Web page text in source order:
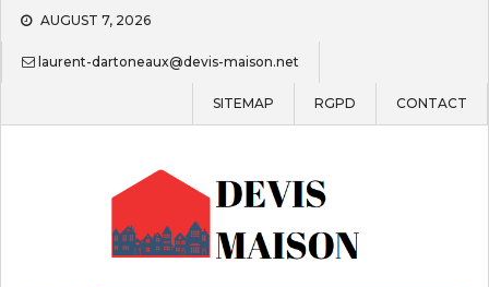
Skip
content
AUGUST 7, 2026
laurent-dartoneaux@devis-maison.net
SITEMAP RGPD CONTACT